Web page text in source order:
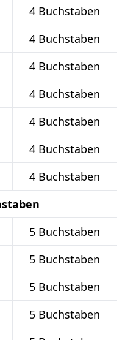
4 Buchstaben
4 Buchstaben
4 Buchstaben
4 Buchstaben
4 Buchstaben
4 Buchstaben
4 Buchstaben
5 Buchstaben
5 Buchstaben
5 Buchstaben
5 Buchstaben